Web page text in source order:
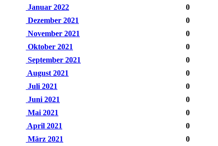
Januar 2022
0
Dezember 2021
0
November 2021
0
Oktober 2021
0
September 2021
0
August 2021
0
Juli 2021
0
Juni 2021
0
Mai 2021
0
April 2021
0
März 2021
0